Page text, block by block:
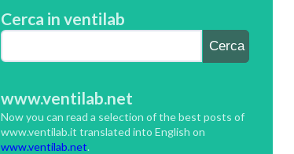
Cerca in ventilab
www.ventilab.net
Now you can read a selection of the best posts of
www.ventilab.it translated into English on
www.ventilab.net.